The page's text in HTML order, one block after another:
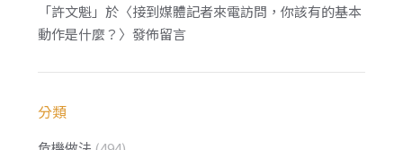
「許文魁」於〈接到媒體記者來電訪問，你該有的基本
動作是什麼？ 〉發佈留言
分類